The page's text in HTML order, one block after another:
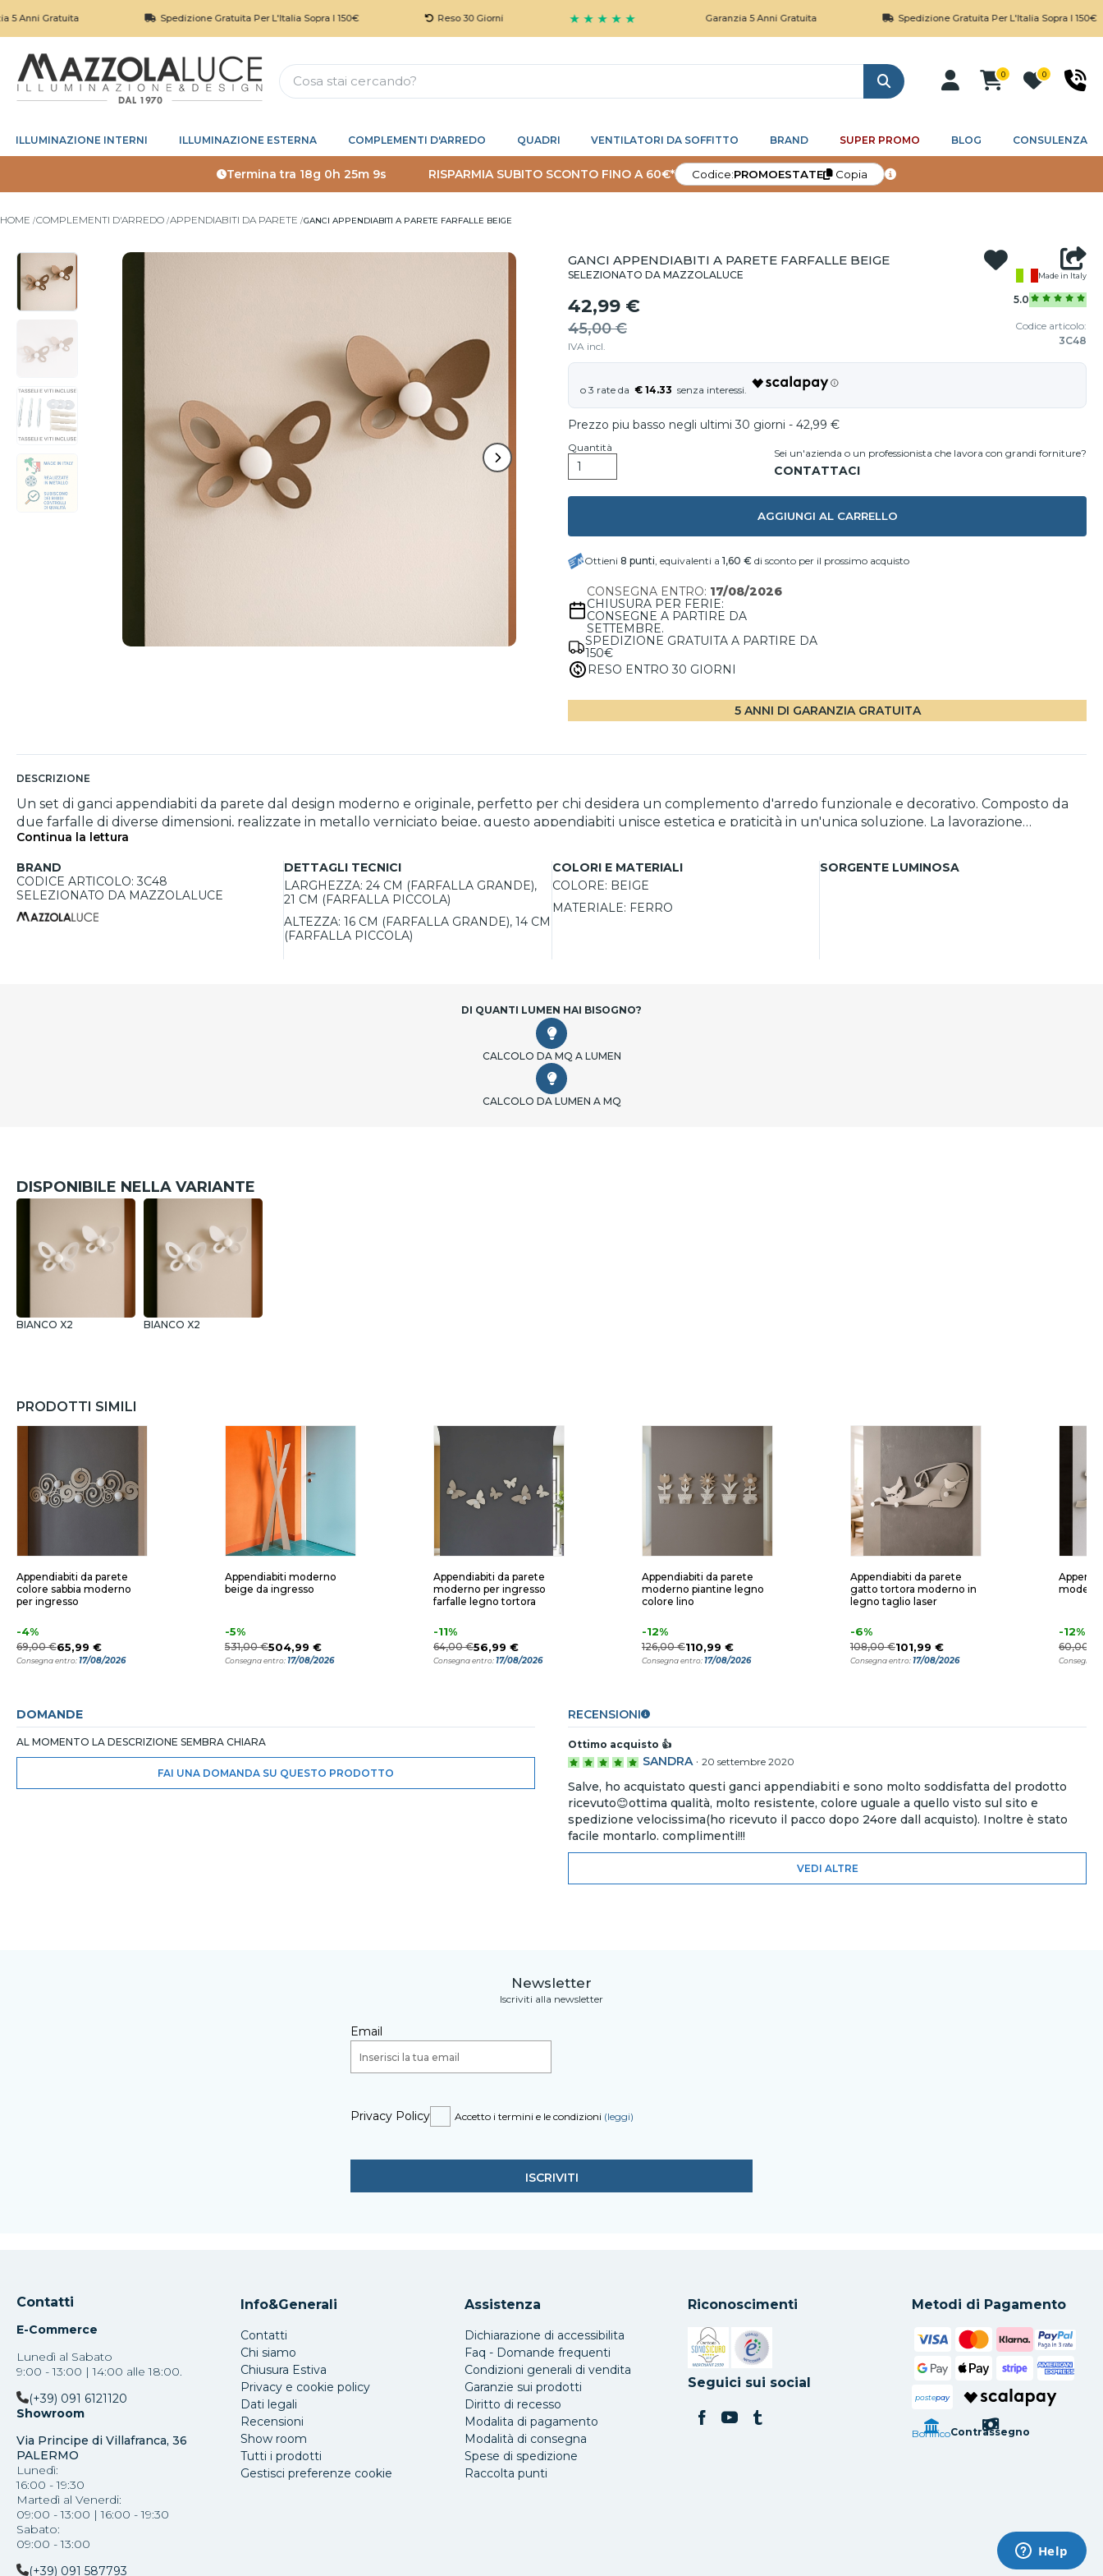
Gratuita Spedizione Gratuita Per L'Italia Sopra I 150€ Reso 30 Giorni ★ ★ ★ ★ ★ Garanzia 5 Anni Gratuita Spedizione Gratuita Per L'Italia Sopra I 150€
Cerca
0 0
ILLUMINAZIONE INTERNI ILLUMINAZIONE ESTERNA COMPLEMENTI D'ARREDO QUADRI VENTILATORI DA SOFFITTO BRAND SUPER PROMO BLOG CONSULENZA
Termina tra 18g 0h 25m 8s RISPARMIA SUBITO SCONTO FINO A 60€* Codice:PROMOESTATE Copia
HOME COMPLEMENTI D'ARREDO APPENDIABITI DA PARETE GANCI APPENDIABITI A PARETE FARFALLE BEIGE
GANCI APPENDIABITI A PARETE FARFALLE BEIGE
SELEZIONATO DA MAZZOLALUCE Made in Italy
42,99 €
45,00 €
IVA incl.
5.0
Codice articolo:
3C48
€ 14.33
Prezzo piu basso negli ultimi 30 giorni - 42,99 €
Quantità Sei un'azienda o un professionista che lavora con grandi forniture?
AGGIUNGI AL CARRELLO
Ottieni 8 punti, equivalenti a 1,60 € di sconto per il prossimo acquisto
CONSEGNA ENTRO: 17/08/2026
CHIUSURA PER FERIE:
CONSEGNE A PARTIRE DA
SETTEMBRE.
SPEDIZIONE GRATUITA A PARTIRE DA
150€
RESO ENTRO 30 GIORNI
5 ANNI DI GARANZIA GRATUITA
DESCRIZIONE
Un set di ganci appendiabiti da parete dal design moderno e originale, perfetto per chi desidera un complemento d'arredo funzionale e decorativo. Composto da
due farfalle di diverse dimensioni, realizzate in metallo verniciato beige, questo appendiabiti unisce estetica e praticità in un'unica soluzione. La lavorazione
artigianale in ferro garantisce qualità e resistenza nel tempo, rendendolo ideale per l'ingresso di casa, la cameretta o qualsiasi ambiente in cui si voglia aggiungere
un tocco di eleganza. Facile da installare grazie a viti e tasselli inclusi, si adatta a vari contesti grazie alla disponibilità in diversi colori. Un dettaglio raffinato che
arricchisce la parete con leggerezza e stile.
Continua la lettura
BRAND
CODICE ARTICOLO: 3C48
SELEZIONATO DA MAZZOLALUCE
DETTAGLI TECNICI
LARGHEZZA: 24 CM (FARFALLA GRANDE),
21 CM (FARFALLA PICCOLA)
ALTEZZA: 16 CM (FARFALLA GRANDE), 14 CM
(FARFALLA PICCOLA)
COLORI E MATERIALI
COLORE: BEIGE
MATERIALE: FERRO
SORGENTE LUMINOSA
DI QUANTI LUMEN HAI BISOGNO?
CALCOLO DA MQ A LUMEN
CALCOLO DA LUMEN A MQ
DISPONIBILE NELLA VARIANTE
BIANCO X2 BIANCO X2
PRODOTTI SIMILI
Appendiabiti da parete
colore sabbia moderno
per ingresso
-4%
69,00 €65,99 €
Consegna entro:17/08/2026
Appendiabiti moderno
beige da ingresso
-5%
531,00 €504,99 €
Consegna entro:17/08/2026
Appendiabiti da parete
moderno per ingresso
farfalle legno tortora
-11%
64,00 €56,99 €
Consegna entro:17/08/2026
Appendiabiti da parete
moderno piantine legno
colore lino
-12%
126,00 €110,99 €
Consegna entro:17/08/2026
Appendiabiti da parete
gatto tortora moderno in
legno taglio laser
-6%
108,00 €101,99 €
Consegna entro:17/08/2026
-12%
60,00 €
Consegna
DOMANDE
AL MOMENTO LA DESCRIZIONE SEMBRA CHIARA
FAI UNA DOMANDA SU QUESTO PRODOTTO
RECENSIONI
Ottimo acquisto 👍
SANDRA · 20 settembre 2020
Salve, ho acquistato questi ganci appendiabiti e sono molto soddisfatta del prodotto
ricevuto😊ottima qualità, molto resistente, colore uguale a quello visto sul sito e
spedizione velocissima(ho ricevuto il pacco dopo 24ore dall acquisto). Inoltre è stato
facile montarlo. complimenti!!!
VEDI ALTRE
Newsletter
Iscriviti alla newsletter
Email
Privacy Policy Accetto i termini e le condizioni (leggi)
Contatti
E-Commerce
Lunedì al Sabato
9:00 - 13:00 | 14:00 alle 18:00.
(+39) 091 6121120
Showroom
Via Principe di Villafranca, 36
PALERMO
Lunedì:
16:00 - 19:30
Martedì al Venerdi:
09:00 - 13:00 | 16:00 - 19:30
Sabato:
09:00 - 13:00
(+39) 091 587793
Info&Generali
Contatti
Chi siamo
Chiusura Estiva
Privacy e cookie policy
Dati legali
Recensioni
Show room
Tutti i prodotti
Gestisci preferenze cookie
Assistenza
Dichiarazione di accessibilita
Faq - Domande frequenti
Condizioni generali di vendita
Garanzie sui prodotti
Diritto di recesso
Modalita di pagamento
Modalità di consegna
Spese di spedizione
Raccolta punti
Riconoscimenti
Si apre in una nuova scheda
Si apre in una nuova scheda
Seguici sui social
Metodi di Pagamento
postepay
BonificoContrassegno